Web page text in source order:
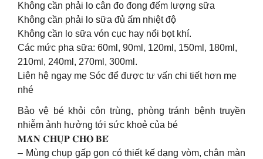
️Không cần phải lo cân đo đong đếm lượng sữa
️Không cần phải lo sữa đủ ấm nhiệt độ
️Không cần lo sữa vón cục hay nổi bọt khí.
Các mức pha sữa: 60ml, 90ml, 120ml, 150ml, 180ml,
210ml, 240ml, 270ml, 300ml.
Liên hệ ngay mẹ Sóc để được tư vấn chi tiết hơn mẹ
nhé
Bảo vệ bé khỏi côn trùng, phòng tránh bệnh truyền
nhiễm ảnh hưởng tới sức khoẻ của bé
𝐌𝐀̀𝐍 𝐂𝐇𝐔̣𝐏 𝐂𝐇𝐎 𝐁𝐄́
– Mùng chụp gấp gọn có thiết kế dạng vòm, chân màn